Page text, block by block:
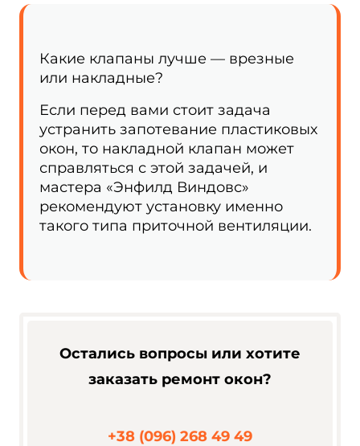
Какие клапаны лучше — врезные
или накладные?
Если перед вами стоит задача
устранить запотевание пластиковых
окон, то накладной клапан может
справляться с этой задачей, и
мастера «Энфилд Виндовс»
рекомендуют установку именно
такого типа приточной вентиляции.
Остались вопросы или хотите
заказать ремонт окон?
+38 (096) 268 49 49